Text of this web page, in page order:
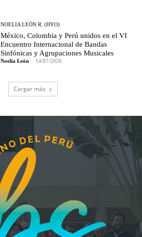
NOELIA LEÓN R. (HYO)
México, Colombia y Perú unidos en el VI
Encuentro Internacional de Bandas
Sinfónicas y Agrupaciones Musicales
Noelia León - 14/07/2026
Cargar más